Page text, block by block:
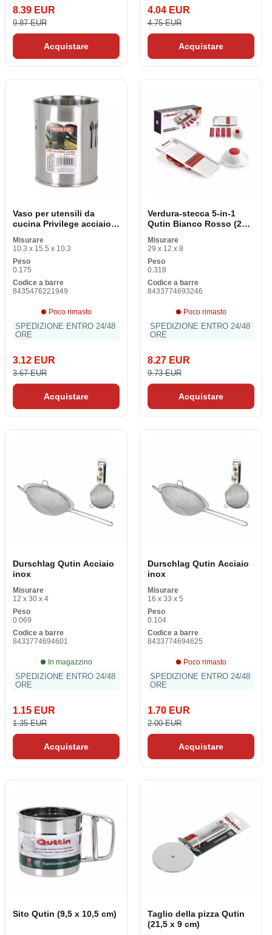
8.39 EUR
9.87 EUR
Acquistare
4.04 EUR
4.75 EUR
Acquistare
Vaso per utensili da
cucina Privilege acciaio
Misurare
10.3 x 15.5 x 10.3
Peso
0.175
Codice a barre
8435476221949
Poco rimasto
SPEDIZIONE ENTRO 24/48
ORE
3.12 EUR
3.67 EUR
Acquistare
Verdura-stecca 5-in-1
Qutin Bianco Rosso (28 X
Misurare
29 x 12 x 8
Peso
0.318
Codice a barre
8433774693246
Poco rimasto
SPEDIZIONE ENTRO 24/48
ORE
8.27 EUR
9.73 EUR
Acquistare
Durschlag Qutin Acciaio
inox
Misurare
12 x 30 x 4
Peso
0.069
Codice a barre
8433774694601
In magazzino
SPEDIZIONE ENTRO 24/48
ORE
1.15 EUR
1.35 EUR
Acquistare
Durschlag Qutin Acciaio
inox
Misurare
16 x 33 x 5
Peso
0.104
Codice a barre
8433774694625
Poco rimasto
SPEDIZIONE ENTRO 24/48
ORE
1.70 EUR
2.00 EUR
Acquistare
Sito Qutin (9,5 x 10,5 cm)
Taglio della pizza Qutin
(21,5 x 9 cm)